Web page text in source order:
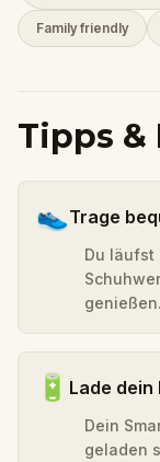
Family friendly
Tipps
👟Trage
Du läufst
genießen.
🔋 Lade
Dein
geladen